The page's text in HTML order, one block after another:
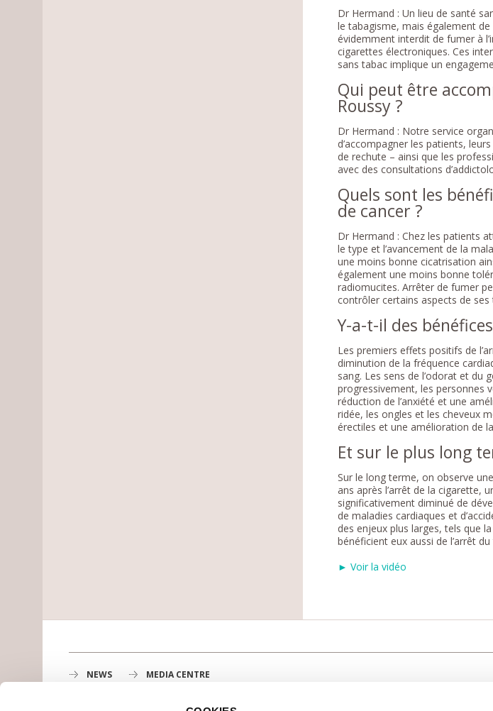
Dr Hermand : Un lieu de santé
le tabagisme, mais également
évidemment interdit de fumer à
cigarettes électroniques. Ces
sans tabac implique un
Qui peut être
Roussy ?
Dr Hermand : Notre service
d’accompagner les patients,
de rechute – ainsi que les
avec des consultations
Quels sont les
de cancer ?
Dr Hermand : Chez les patients
le type et l’avancement de la
une moins bonne cicatrisation
également une moins bonne
radiomucites. Arrêter de fumer
contrôler certains aspects de
Y-a-t-il des
Les premiers effets positifs de
diminution de la fréquence
sang. Les sens de l’odorat et du
progressivement, les personnes
réduction de l’anxiété et une
ridée, les ongles et les cheveux
érectiles et une amélioration de
Et sur le plus long
Sur le long terme, on observe
ans après l’arrêt de la cigarette,
significativement diminué de
de maladies cardiaques et
des enjeux plus larges, tels que
bénéficient eux aussi de l’arrêt
► Voir la vidéo
NEWS MEDIA CENTRE